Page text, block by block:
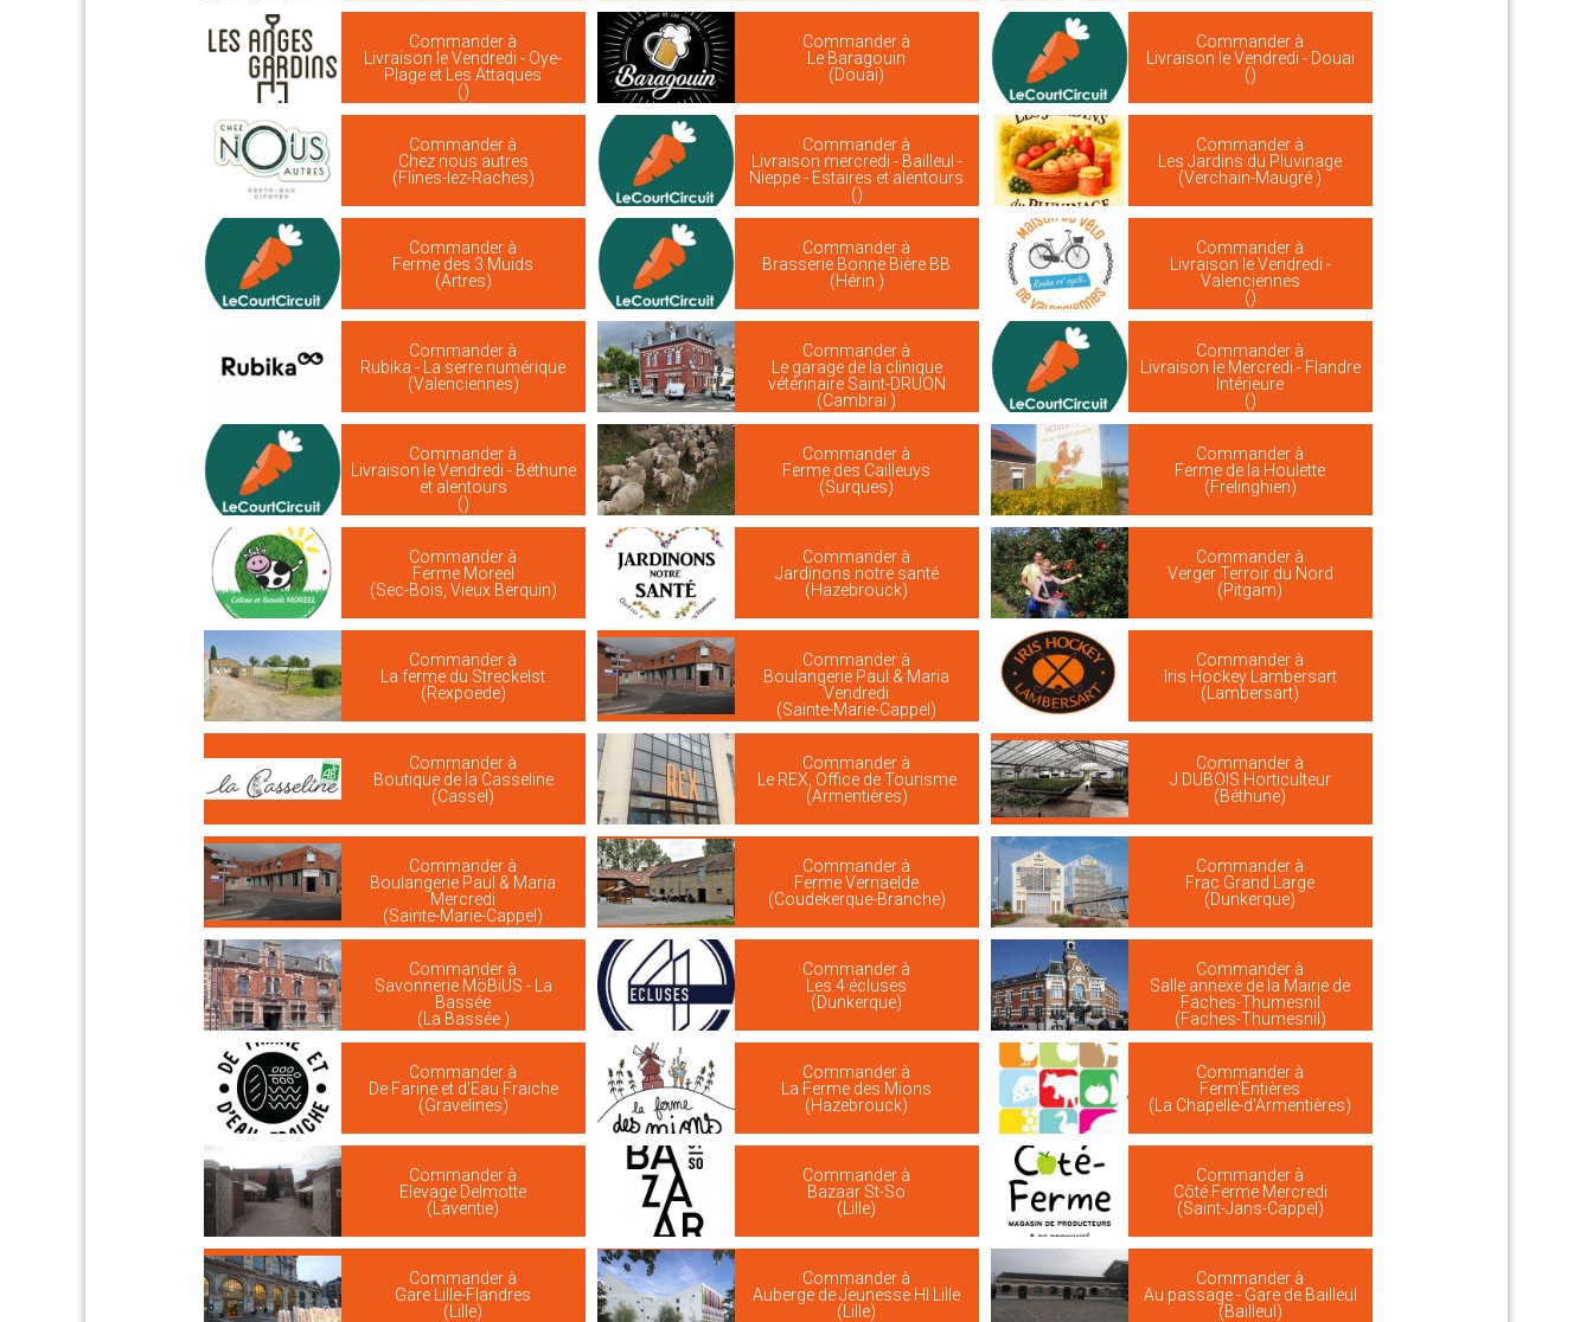
Commander à
Livraison le Vendredi - Oye-
Plage et Les Attaques
()
Commander à
Le Baragouin
(Douai)
Commander à
Livraison le Vendredi - Douai
()
Commander à
Chez nous autres
(Flines-lez-Raches)
Commander à
Livraison mercredi - Bailleul -
Nieppe - Estaires et alentours
()
Commander à
Les Jardins du Pluvinage
(Verchain-Maugré )
Commander à
Ferme des 3 Muids
(Artres)
Commander à
Brasserie Bonne Bière BB
(Hérin )
Commander à
Livraison le Vendredi -
Valenciennes
()
Commander à
Rubika - La serre numérique
(Valenciennes)
Commander à
Le garage de la clinique
vétérinaire Saint-DRUON
(Cambrai )
Commander à
Livraison le Mercredi - Flandre
Intérieure
()
Commander à
Livraison le Vendredi - Béthune
et alentours
()
Commander à
Ferme des Cailleuys
(Surques)
Commander à
Ferme de la Houlette
(Frelinghien)
Commander à
Ferme Moreel
(Sec-Bois, Vieux Berquin)
Commander à
Jardinons notre santé
(Hazebrouck)
Commander à
Verger Terroir du Nord
(Pitgam)
Commander à
La ferme du Streckelst
(Rexpoëde)
Commander à
Boulangerie Paul & Maria
Vendredi
(Sainte-Marie-Cappel)
Commander à
Iris Hockey Lambersart
(Lambersart)
Commander à
Boutique de la Casseline
(Cassel)
Commander à
Le REX, Office de Tourisme
(Armentières)
Commander à
J DUBOIS Horticulteur
(Béthune)
Commander à
Boulangerie Paul & Maria
Mercredi
(Sainte-Marie-Cappel)
Commander à
Ferme Vernaelde
(Coudekerque-Branche)
Commander à
Frac Grand Large
(Dunkerque)
Commander à
Savonnerie MöBiUS - La
Bassée
(La Bassée )
Commander à
Les 4 écluses
(Dunkerque)
Commander à
Salle annexe de la Mairie de
Faches-Thumesnil
(Faches-Thumesnil)
Commander à
De Farine et d'Eau Fraiche
(Gravelines)
Commander à
La Ferme des Mions
(Hazebrouck)
Commander à
Ferm'Entières
(La Chapelle-d'Armentières)
Commander à
Elevage Delmotte
(Laventie)
Commander à
Bazaar St-So
(Lille)
Commander à
Côté Ferme Mercredi
(Saint-Jans-Cappel)
Commander à
Gare Lille-Flandres
(Lille)
Commander à
Auberge de Jeunesse HI Lille
(Lille)
Commander à
Au passage - Gare de Bailleul
(Bailleul)